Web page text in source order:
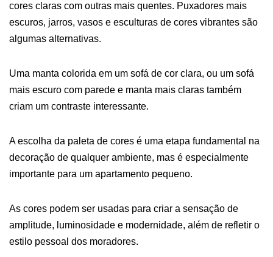
cores claras com outras mais quentes. Puxadores mais
escuros, jarros, vasos e esculturas de cores vibrantes são
algumas alternativas.
Uma manta colorida em um sofá de cor clara, ou um sofá
mais escuro com parede e manta mais claras também
criam um contraste interessante.
A escolha da paleta de cores é uma etapa fundamental na
decoração de qualquer ambiente, mas é especialmente
importante para um apartamento pequeno.
As cores podem ser usadas para criar a sensação de
amplitude, luminosidade e modernidade, além de refletir o
estilo pessoal dos moradores.